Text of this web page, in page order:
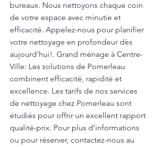
bureaux. Nous nettoyons chaque coin
de votre espace avec minutie et
efficacité. Appelez-nous pour planifier
votre nettoyage en profondeur dès
aujourd'hui!. Grand ménage à Centre-
Ville: Les solutions de Pomerleau
combinent efficacité, rapidité et
excellence. Les tarifs de nos services
de nettoyage chez Pomerleau sont
étudiés pour offrir un excellent rapport
qualité-prix. Pour plus d’informations
ou pour réserver, contactez-nous au